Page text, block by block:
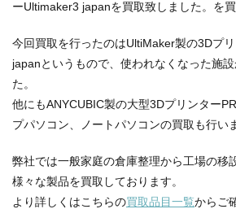
ーUltimaker3 japanを買取致しました。を買
今回買取を行ったのはUltiMaker製の3Dプ
japanというもので、使われなくなった施
た。
他にもANYCUBIC製の大型3Dプリンター
プパソコン、ノートパソコンの買取も行い
弊社では一般家庭の倉庫整理から工場の移
様々な製品を買取しております。
より詳しくはこちらの買取品目一覧からご